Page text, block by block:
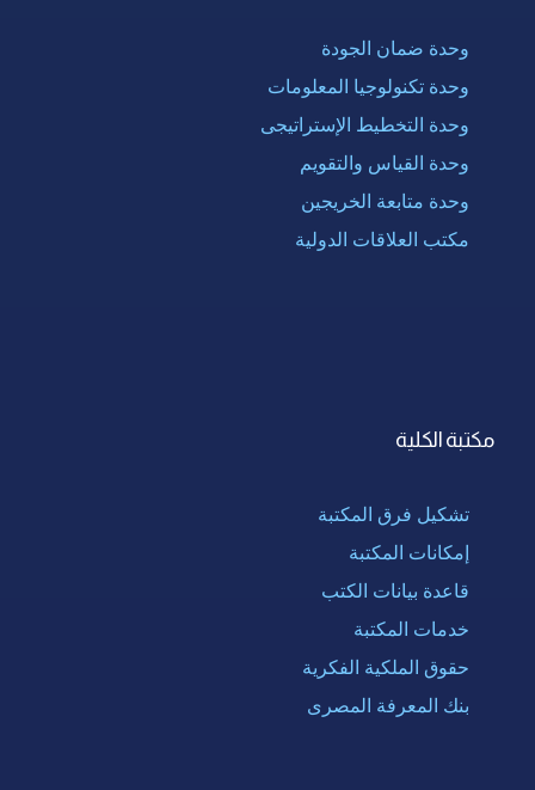
وحدة ضمان الجودة
وحدة تكنولوجيا المعلومات
وحدة التخطيط الإستراتيجى
وحدة القياس والتقويم
وحدة متابعة الخريجين
مكتب العلاقات الدولية
مكتبة الكلية
تشكيل فرق المكتبة
إمكانات المكتبة
قاعدة بيانات الكتب
خدمات المكتبة
حقوق الملكية الفكرية
بنك المعرفة المصرى